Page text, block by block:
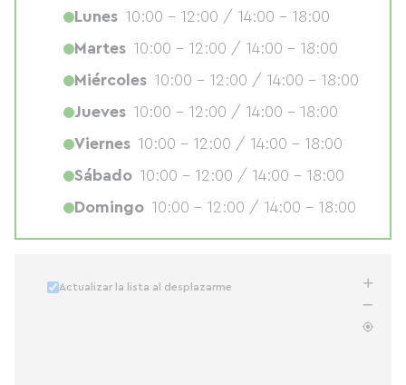
Actualizar la lista al desplazarme
Lunes 10:00 - 12:00 / 14:00 - 18:00
Martes 10:00 - 12:00 / 14:00 - 18:00
Miércoles 10:00 - 12:00 / 14:00 - 18:00
Jueves 10:00 - 12:00 / 14:00 - 18:00
Viernes 10:00 - 12:00 / 14:00 - 18:00
Sábado 10:00 - 12:00 / 14:00 - 18:00
Domingo 10:00 - 12:00 / 14:00 - 18:00